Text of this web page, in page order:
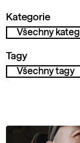
Kategorie
Tagy